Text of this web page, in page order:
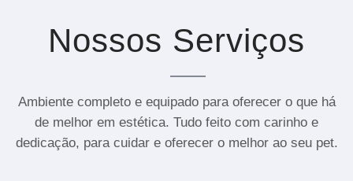
Nossos Serviços
Ambiente completo e equipado para oferecer o que há
de melhor em estética. Tudo feito com carinho e
dedicação, para cuidar e oferecer o melhor ao seu pet.